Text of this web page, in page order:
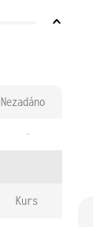
Nezadáno
-
Kurs